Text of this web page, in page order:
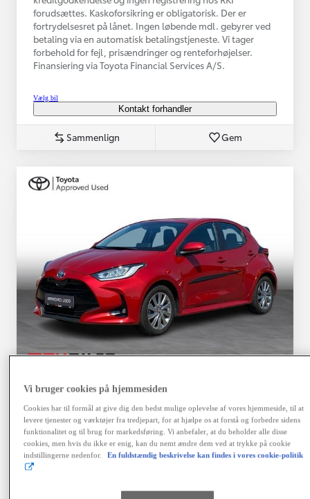
forudsættes. Kaskoforsikring er obligatorisk. Der er
fortrydelsesret på lånet. Ingen løbende mdl. gebyrer ved
betaling via en automatisk betalingstjeneste. Vi tager
forbehold for fejl, prisændringer og renteforhøjelser.
Finansiering via Toyota Financial Services A/S.
Vælg bil
Kontakt forhandler
Sammenlign Gem
Toyota Yaris
Yaris 4A Hatchback 1.5 hybrid (116 hk) aut. gear Active -
Nykøbing Mors
HYBRID
43.000 km
Vi bruger cookies på hjemmesiden
Cookies har til formål at give dig den bedst mulige oplevelse af vores hjemmeside, til at
levere tjenester og værktøjer fra tredjepart, for at hjælpe os at forstå og forbedre sidens
funktionalitet og til brug for markedsføring. Vi anbefaler, at du beholder alle disse
cookies, men hvis du ikke er enig, kan du nemt ændre dem ved at trykke på cookie
indstillingerne nedenfor.
En fuldstændig beskrivelse kan findes i vores cookie-politik